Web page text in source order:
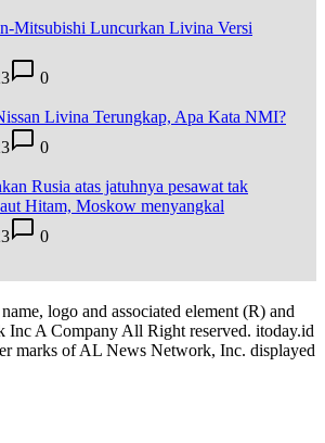
Mitsubishi Luncurkan Livina Versi
0
Livina Terungkap, Apa Kata NMI?
0
Rusia atas jatuhnya pesawat tak
Hitam, Moskow menyangkal
0
logo and associated element (R) and
A Company All Right reserved. itoday.id
marks of AL News Network, Inc. displayed